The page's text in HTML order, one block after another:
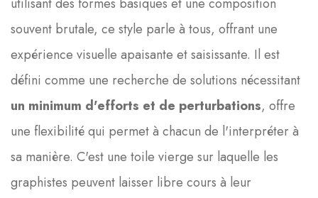
utilisant des formes basiques et une composition
souvent brutale, ce style parle à tous, offrant une
expérience visuelle apaisante et saisissante. Il est
défini comme une recherche de solutions nécessitant
un minimum d'efforts et de perturbations, offre
une flexibilité qui permet à chacun de l'interpréter à
sa manière. C'est une toile vierge sur laquelle les
graphistes peuvent laisser libre cours à leur